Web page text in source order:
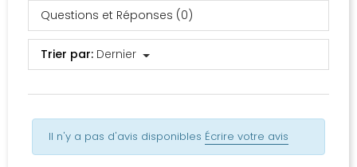
Questions et Réponses (0)
Trier par: Dernier
Il n'y a pas d'avis disponibles Écrire votre avis